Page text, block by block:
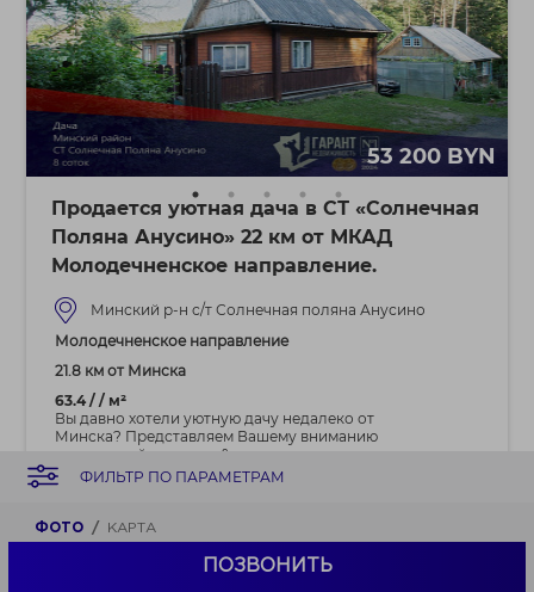
ФИЛЬТР ПО ПАРАМЕТРАМ
ФОТО КАРТА
ПОЗВОНИТЬ
53 200 BYN
Продается уютная дача в СТ «Солнечная
Поляна Анусино» 22 км от МКАД
Молодечненское направление.
Минский р-н с/т Солнечная поляна Анусино
Молодечненское направление
21.8 км от Минска
63.4 / / м²
Вы давно хотели уютную дачу недалеко от
Минска? Представляем Вашему вниманию
прекрасный вариант -&n...